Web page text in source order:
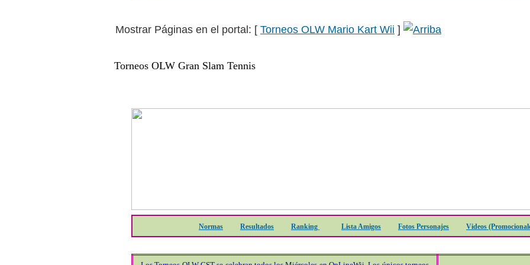
Mostrar Páginas en el portal: [ Torneos OLW Mario Kart Wii ]
Torneos OLW Gran Slam Tennis
Normas Resultados Ranking Lista Amigos Fotos Personajes Videos